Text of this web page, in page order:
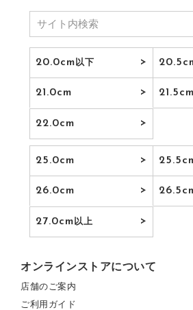
20.0cm以下
21.0cm 21.5cm
22.0cm
25.0cm
26.0cm
27.0cm以上
オンラインストアについて
店舗のご案内
ご利用ガイド